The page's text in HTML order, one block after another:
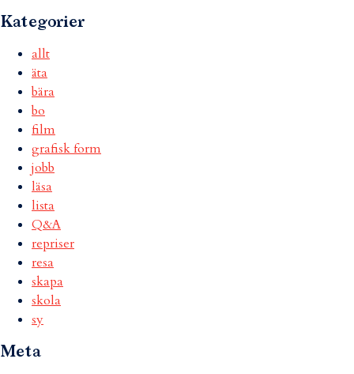
Kategorier
allt
äta
bära
bo
film
grafisk form
jobb
läsa
lista
Q&A
repriser
resa
skapa
skola
sy
Meta